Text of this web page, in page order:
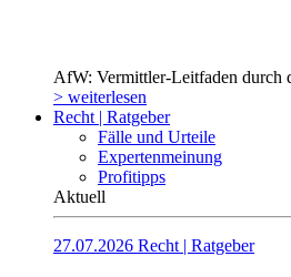
AfW: Vermittler-Leitfaden durch
> weiterlesen
Recht | Ratgeber
Fälle und Urteile
Expertenmeinung
Profitipps
Aktuell
27.07.2026 Recht | Ratgeber